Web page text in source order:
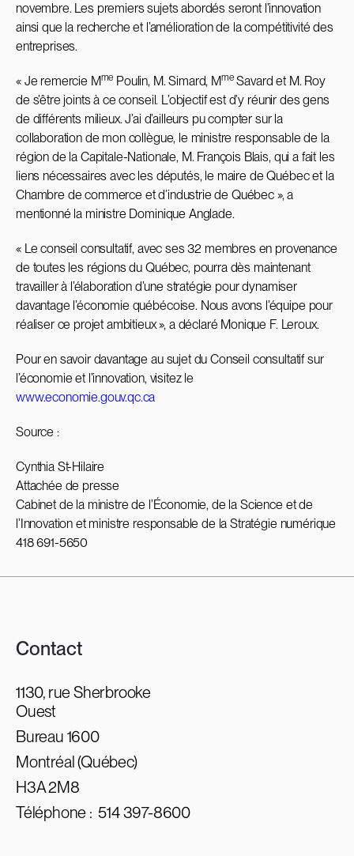
novembre. Les premiers sujets abordés seront l’innovation
ainsi que la recherche et l’amélioration de la compétitivité des
entreprises.
« Je remercie Mme Poulin, M. Simard, MmeSavard et M. Roy
de s’être joints à ce conseil. L’objectif est d’y réunir des gens
de différents milieux. J’ai d’ailleurs pu compter sur la
collaboration de mon collègue, le ministre responsable de la
région de la Capitale-Nationale, M. François Blais, qui a fait les
liens nécessaires avec les députés, le maire de Québec et la
Chambre de commerce et d’industrie de Québec », a
mentionné la ministre Dominique Anglade.
« Le conseil consultatif, avec ses 32 membres en provenance
de toutes les régions du Québec, pourra dès maintenant
travailler à l’élaboration d’une stratégie pour dynamiser
davantage l’économie québécoise. Nous avons l’équipe pour
réaliser ce projet ambitieux », a déclaré Monique F. Leroux.
Pour en savoir davantage au sujet du Conseil consultatif sur
l’économie et l’innovation, visitez le
www.economie.gouv.qc.ca
Source :
Cynthia St-Hilaire
Attachée de presse
Cabinet de la ministre de l’Économie, de la Science et de
l’Innovation et ministre responsable de la Stratégie numérique
418 691-5650
Contact
1130, rue Sherbrooke
Ouest
Bureau 1600
Montréal (Québec)
H3A 2M8
Téléphone :514 397-8600